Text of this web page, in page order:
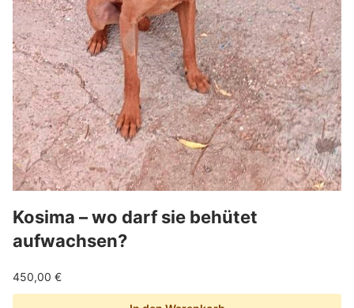
Kosima – wo darf sie behütet
aufwachsen?
450,00 €